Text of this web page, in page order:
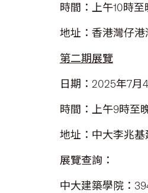
時間：上午10時
地址：香港灣仔
第二期展覽
日期：2025年7月
時間：上午9時至
地址：中大李兆
展覽查詢：
中大建築學院：